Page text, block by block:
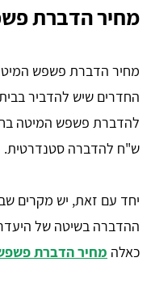
מחיר הדברת
מחיר הדברת פשפש
החדרים שיש להדביר
ש"ח להדברה סטנדרטית.
יחד עם זאת, יש מקרים
ההדברה בשיטה של
כאלה מחיר הדברת